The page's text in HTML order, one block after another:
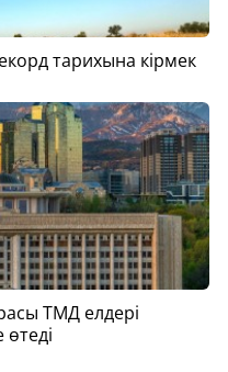
тарихына кірмек
ТМД елдері